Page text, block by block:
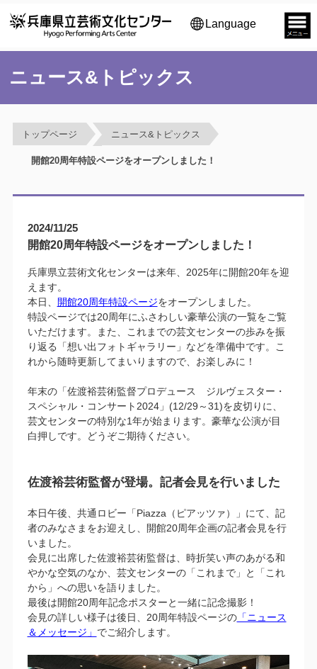
Language
ニュース&トピックス
トップページ ニュース&トピックス
開館20周年特設ページをオープンしました！
2024/11/25
開館20周年特設ページをオープンしました！
兵庫県立芸術文化センターは来年、2025年に開館20年を迎
えます。
本日、 開館20周年特設ページをオープンしました。
特設ページでは20周年にふさわしい豪華公演の一覧をご覧
いただけます。また、これまでの芸文センターの歩みを振
り返る「想い出フォトギャラリー」などを準備中です。こ
れから随時更新してまいりますので、お楽しみに！
年末の「佐渡裕芸術監督プロデュース ジルヴェスター・
スペシャル・コンサート2024」(12/29～31)を皮切りに、
芸文センターの特別な1年が始まります。豪華な公演が目
白押しです。どうぞご期待ください。
佐渡裕芸術監督が登場。記者会見を行いました
本日午後、共通ロビー「Piazza（ピアッツァ）」にて、記
者のみなさまをお迎えし、開館20周年企画の記者会見を行
いました。
会見に出席した佐渡裕芸術監督は、時折笑い声のあがる和
やかな空気のなか、芸文センターの「これまで」と「これ
から」への思いを語りました。
最後は開館20周年記念ポスターと一緒に記念撮影！
会見の詳しい様子は後日、20周年特設ページの「ニュース
＆メッセージ」 でご紹介します。